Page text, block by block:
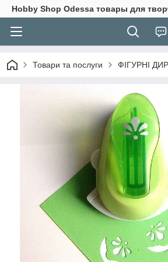
Hobbу Shop Odessa товары для
Товари та послуги ФІГУРНІ